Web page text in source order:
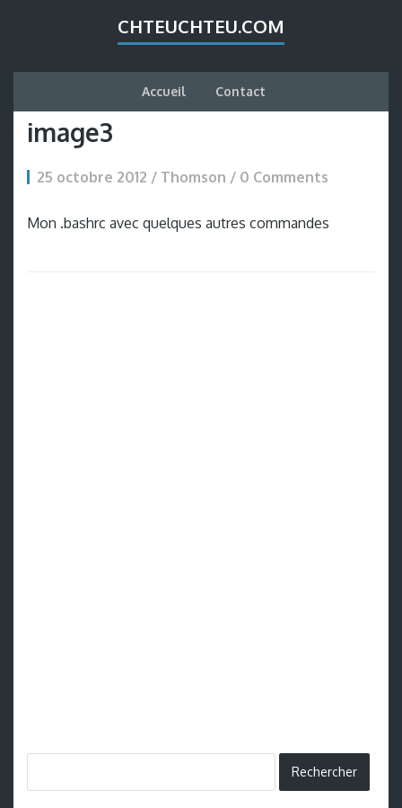
CHTEUCHTEU.COM
Accueil Contact
image3
25 octobre 2012 / Thomson / 0 Comments
Mon .bashrc avec quelques autres commandes